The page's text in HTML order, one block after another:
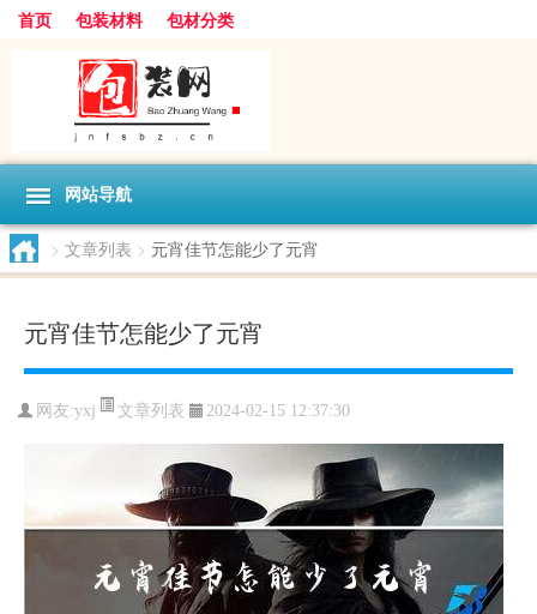
首页 包装材料 包材分类
网站导航
> 文章列表 > 元宵佳节怎能少了元宵
元宵佳节怎能少了元宵
网友:yxj 文章列表 2024-02-15 12:37:30